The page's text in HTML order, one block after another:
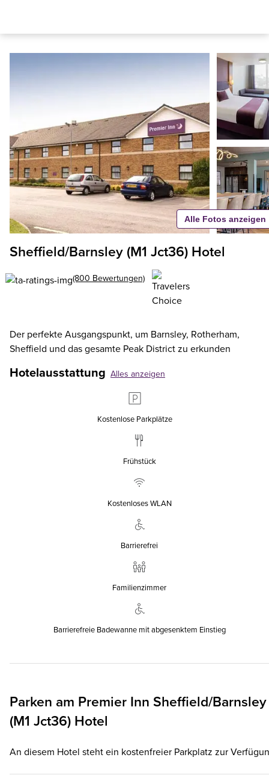
Sheffield/Barnsley (M1 Jct36) Hotel
(800 Bewertungen)
Der perfekte Ausgangspunkt, um Barnsley, Rotherham,
Sheffield und das gesamte Peak District zu erkunden
Hotelausstattung Alles anzeigen
Kostenlose Parkplätze
Frühstück
Kostenloses WLAN
Barrierefrei
Familienzimmer
Barrierefreie Badewanne mit abgesenktem Einstieg
Alle Fotos anzeigen
Parken am Premier Inn Sheffield/Barnsley
(M1 Jct36) Hotel
An diesem Hotel steht ein kostenfreier Parkplatz zur